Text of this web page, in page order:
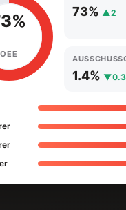
OEE
73% ▲2
1.4% ▼0.3